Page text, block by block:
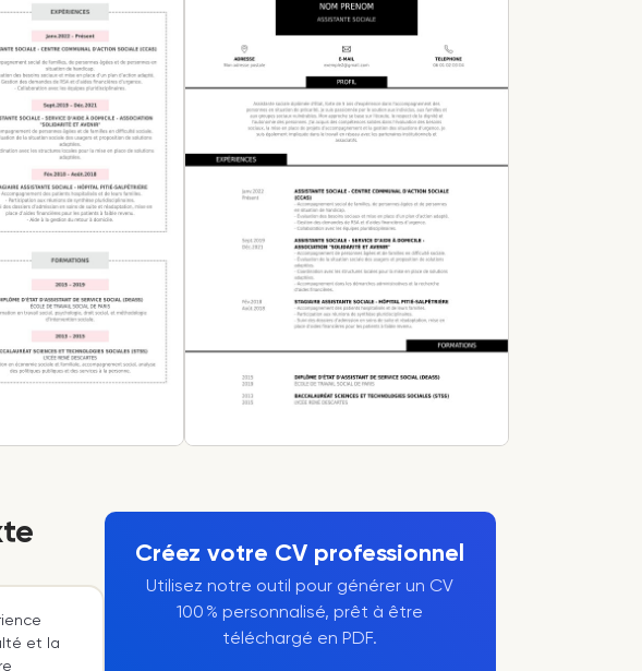
Créez votre CV professionnel
Utilisez notre outil pour générer un CV
100 % personnalisé, prêt à être
téléchargé en PDF.
et la